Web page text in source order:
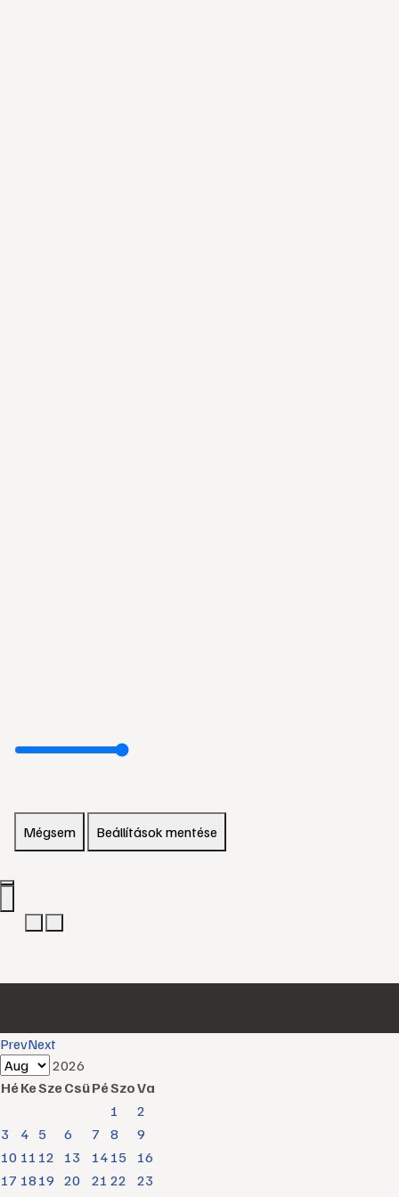
Mégsem Beállítások mentése
PrevNext
2026
HéKeSzeCsüPéSzoVa
1
2
3
4 5 6 7 8
9
10 11 12 13 14 15
16
17 18 19 20 21 22
23